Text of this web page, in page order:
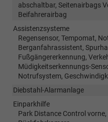
abschaltbar, Seitenairbags
Beifahrerairbag
Assistenzsysteme
Regensensor, Tempomat,
Berganfahrassistent,
Fußgängererkennung,
Müdigkeitserkennungs-
Notrufsystem,
Diebstahl-Alarmanlage
Einparkhilfe
Park Distance Control